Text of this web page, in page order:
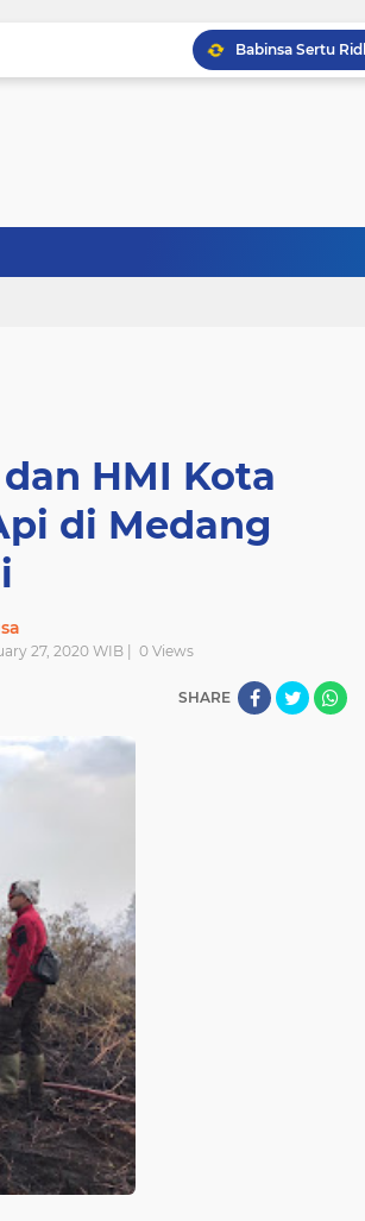
Babinsa Sertu
Babinsa Kandis
HMI Kota
di Medang
27, 2020 WIB | 0 Views
SHARE